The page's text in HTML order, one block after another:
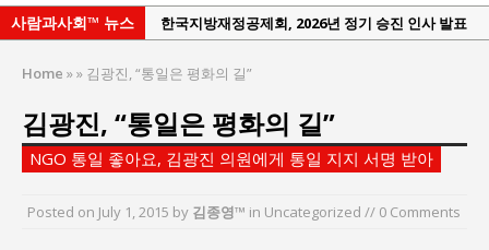
사람과사회™ 뉴스
한국지방재정공제회, 2026년 정기 승진 인사 발표
세미나 개최
서효석 충청향우회중앙회 총재 취임 논란 확산
지방의회 공약은 ‘빛 좋은 개살구’인가?
“엄마의 절박함과 ‘실무형 정치인’으로 생활정치 실
Home »» 김광진, “통일은 평화의 길”
김광진, “통일은 평화의 길”
NGO 통일 좋아요, 김광진 의원에게 통일 지지 서명 받아
Posted on July 1, 2015 by 김종영™ in Uncategorized // 0 Comments